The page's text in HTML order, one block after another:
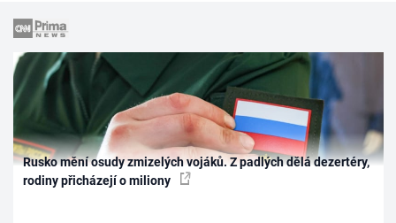
Rusko mění osudy zmizelých vojáků. Z padlých dělá dezertéry,
rodiny přicházejí o miliony